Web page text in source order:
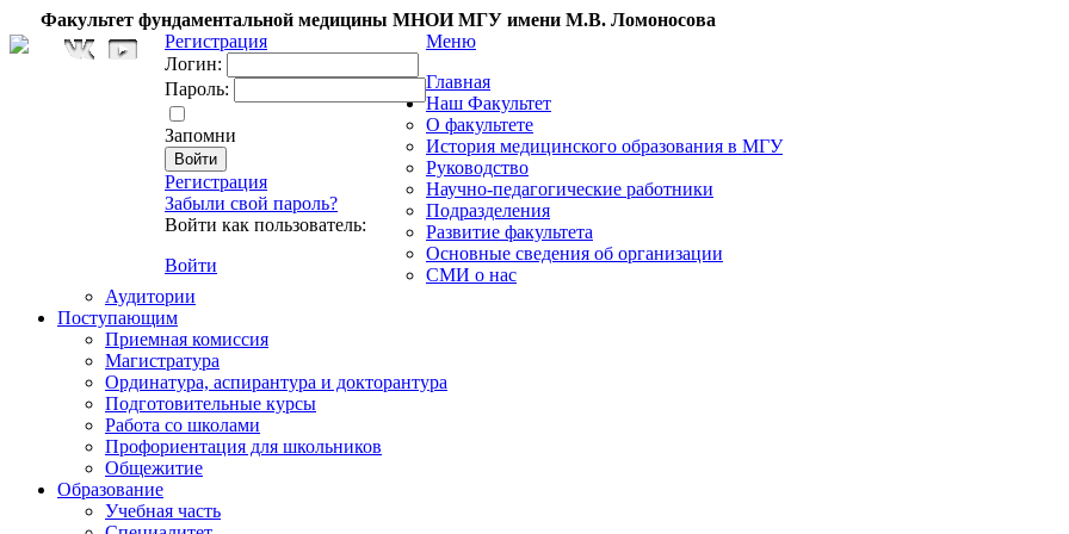
Факультет фундаментальной медицины МНОИ МГУ имени М.В. Ломоносова
Регистрация
Логин:
Пароль:
Запомни
Регистрация
Забыли свой пароль?
Войти как пользователь:
Войти
Меню
Главная
Наш Факультет
О факультете
История медицинского образования в МГУ
Руководство
Научно-педагогические работники
Подразделения
Развитие факультета
Основные сведения об организации
СМИ о нас
Аудитории
Поступающим
Приемная комиссия
Магистратура
Ординатура, аспирантура и докторантура
Подготовительные курсы
Работа со школами
Профориентация для школьников
Общежитие
Образование
Учебная часть